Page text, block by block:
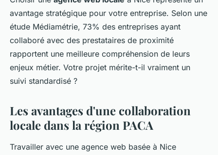
avantage stratégique pour votre entreprise. Selon une
étude Médiamétrie, 73% des entreprises ayant
collaboré avec des prestataires de proximité
rapportent une meilleure compréhension de leurs
enjeux métier. Votre projet mérite-t-il vraiment un
suivi standardisé ?
Les avantages d'une collaboration
locale dans la région PACA
Travailler avec une agence web basée à Nice